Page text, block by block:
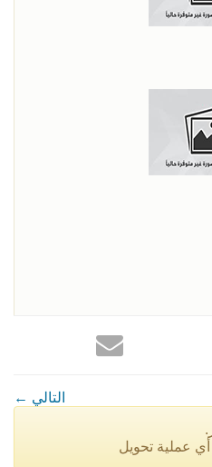
← التالي
عملية تحويل